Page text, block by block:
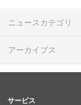
ニュースカテゴリ
アーカイブス
サービス